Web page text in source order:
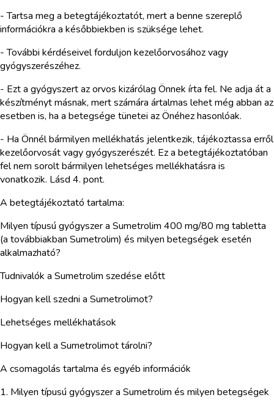
- Tartsa meg a betegtájékoztatót, mert a benne szereplő
információkra a későbbiekben is szüksége lehet.
- További kérdéseivel forduljon kezelőorvosához vagy
gyógyszerészéhez.
- Ezt a gyógyszert az orvos kizárólag Önnek írta fel. Ne adja át a
készítményt másnak, mert számára ártalmas lehet még abban az
esetben is, ha a betegsége tünetei az Önéhez hasonlóak.
- Ha Önnél bármilyen mellékhatás jelentkezik, tájékoztassa erről
kezelőorvosát vagy gyógyszerészét. Ez a betegtájékoztatóban
fel nem sorolt bármilyen lehetséges mellékhatásra is
vonatkozik. Lásd 4. pont.
A betegtájékoztató tartalma:
Milyen típusú gyógyszer a Sumetrolim 400 mg/80 mg tabletta
(a továbbiakban Sumetrolim) és milyen betegségek esetén
alkalmazható?
Tudnivalók a Sumetrolim szedése előtt
Hogyan kell szedni a Sumetrolimot?
Lehetséges mellékhatások
Hogyan kell a Sumetrolimot tárolni?
A csomagolás tartalma és egyéb információk
1. Milyen típusú gyógyszer a Sumetrolim és milyen betegségek